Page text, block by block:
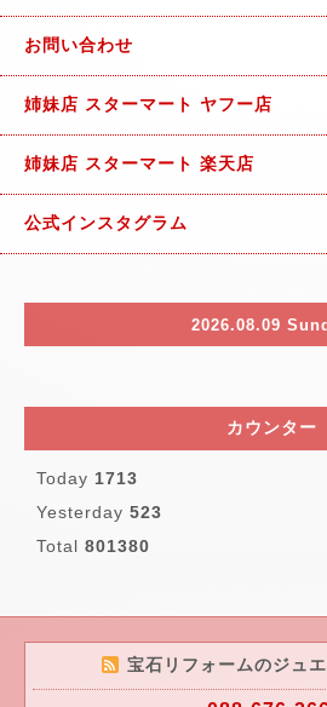
お問い合わせ
姉妹店 スターマート ヤフー店
姉妹店 スターマート 楽天店
公式インスタグラム
2026.08.09
カウンター
Today 1713
Yesterday 523
Total 801380
宝石リフォームのジュ